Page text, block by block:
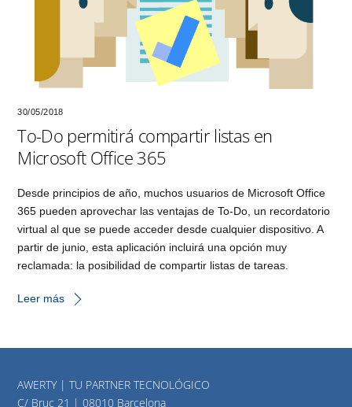
30/05/2018
To-Do permitirá compartir listas en
Microsoft Office 365
Desde principios de año, muchos usuarios de Microsoft Office
365 pueden aprovechar las ventajas de To-Do, un recordatorio
virtual al que se puede acceder desde cualquier dispositivo. A
partir de junio, esta aplicación incluirá una opción muy
reclamada: la posibilidad de compartir listas de tareas.
Leer más
AWERTY | TU PARTNER TECNOLÓGICO
C/ Bruc 21 | 08010 Barcelona